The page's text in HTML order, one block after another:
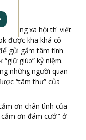
mạng xã hội thì viết
được kha khá cô
gửi gắm tâm tình
giúp” kỷ niệm.
những người quan
“tâm thư” của
ơn chân tình của
ơn đám cưới” ở